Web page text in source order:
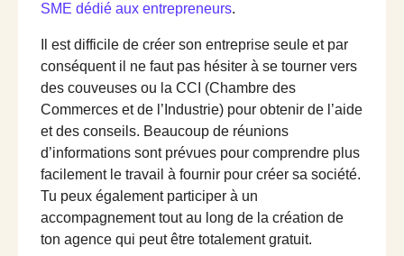
SME dédié aux entrepreneurs.
Il est difficile de créer son entreprise seule et par
conséquent il ne faut pas hésiter à se tourner vers
des couveuses ou la CCI (Chambre des
Commerces et de l’Industrie) pour obtenir de l’aide
et des conseils. Beaucoup de réunions
d’informations sont prévues pour comprendre plus
facilement le travail à fournir pour créer sa société.
Tu peux également participer à un
accompagnement tout au long de la création de
ton agence qui peut être totalement gratuit.